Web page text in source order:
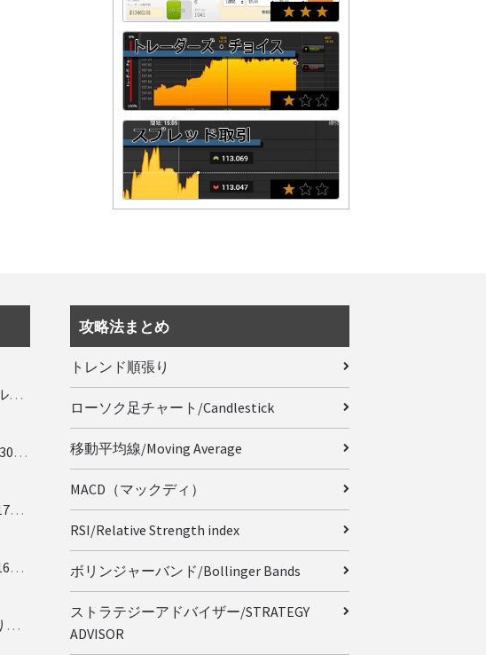
【アルゴビット実践1】デフォルト設定で30秒取引
勝てるBO攻略【MACD実践16】30秒取引で勝つには
勝てるBO攻略【iフォロー実践17】フォロワーの少ない人をフォローする
勝てるBO攻略【iフォロー実践16】勝てるトレーダーを見抜く
勝てるBO攻略【トレンド順張り実践35】下落からの反発を見極める
攻略法まとめ
トレンド順張り
ローソク足チャート/Candlestick
移動平均線/Moving Average
MACD（マックディ）
RSI/Relative Strength index
ボリンジャーバンド/Bollinger Bands
ストラテジーアドバイザー/STRATEGY
ADVISOR